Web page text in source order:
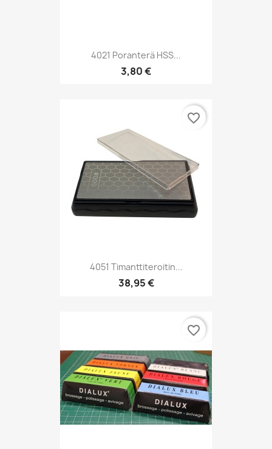
4021 Poranterä HSS...
3,80 €
4051 Timanttiteroitin...
38,95 €
favorite_border
favorite_border